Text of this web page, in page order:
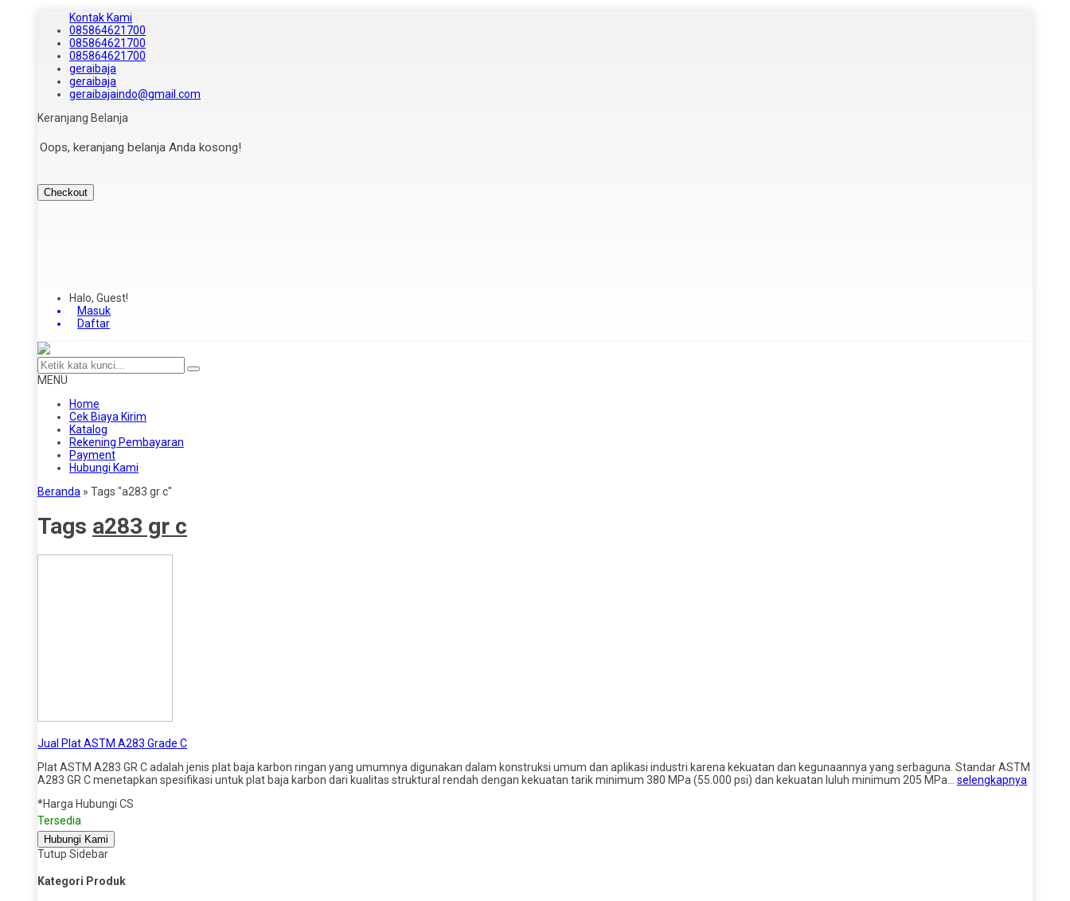
Kontak Kami
085864621700
085864621700
085864621700
geraibaja
geraibaja
geraibajaindo@gmail.com
Keranjang Belanja
Oops, keranjang belanja Anda kosong!
Checkout
Halo, Guest!
Masuk
Daftar
MENU
Home
Cek Biaya Kirim
Katalog
Rekening Pembayaran
Payment
Hubungi Kami
Beranda » Tags "a283 gr c"
Tags a283 gr c
Jual Plat ASTM A283 Grade C
Plat ASTM A283 GR C adalah jenis plat baja karbon ringan yang umumnya digunakan dalam konstruksi umum dan aplikasi industri karena kekuatan dan kegunaannya yang serbaguna. Standar ASTM
A283 GR C menetapkan spesifikasi untuk plat baja karbon dari kualitas struktural rendah dengan kekuatan tarik minimum 380 MPa (55.000 psi) dan kekuatan luluh minimum 205 MPa… selengkapnya
*Harga Hubungi CS
Tersedia
Hubungi Kami
Tutup Sidebar
Kategori Produk